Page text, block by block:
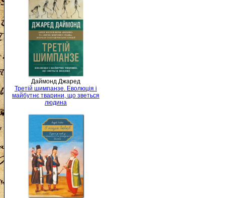
Даймонд Джаред
Третій шимпанзе. Еволюція і
майбутнє тварини, що зветься
людина